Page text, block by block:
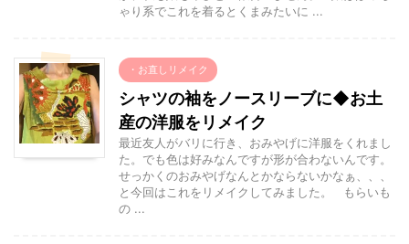
ゃり系でこれを着るとくまみたいに ...
・お直しリメイク
シャツの袖をノースリーブに◆お土
産の洋服をリメイク
最近友人がバリに行き、おみやげに洋服をくれまし
た。でも色は好みなんですが形が合わないんです。
せっかくのおみやげなんとかならないかなぁ、、、
と今回はこれをリメイクしてみました。 もらいも
の ...